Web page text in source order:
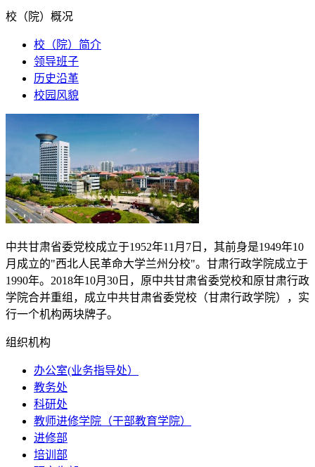
校（院）概况
校（院）简介
领导班子
历史沿革
校园风貌
中共甘肃省委党校成立于1952年11月 7 日，其前身是1949年10
月成立的"西北人民革命大学兰州分校"。甘肃行政学院成立于
1990年。 2018年10月 30 日，原中共甘肃省委党校和原甘肃行政
学院合并重组，成立中共甘肃省委党校（甘肃行政学院），实
行一个机构两块牌子。
组织机构
办公室(业务指导处）
教务处
科研处
教师进修学院（干部教育学院）
进修部
培训部